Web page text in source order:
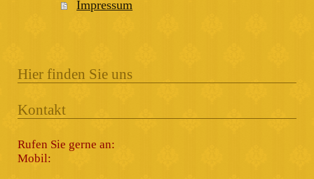
Impressum
Hier finden Sie uns
Kontakt
Rufen Sie gerne an:
Mobil: